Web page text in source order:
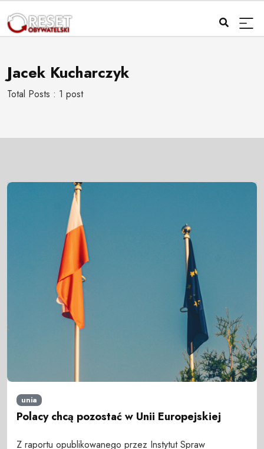
Jacek Kucharczyk
Total Posts : 1 post
unia
Polacy chcą pozostać w Unii Europejskiej
Z raportu opublikowanego przez Instytut Spraw